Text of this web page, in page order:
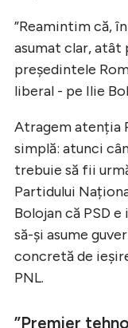
”Reamintim că,
asumat clar, atât
președintele
liberal - pe Ilie
Atragem atenția
simplă: atunci
trebuie să fii
Partidului
Bolojan că PSD
să-și asume
concretă de
PNL.
”Premier